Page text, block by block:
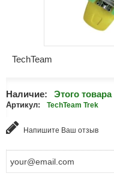
TechTeam
Наличие: Этого
Артикул: TechTeam Trek
Напишите Ваш отзыв